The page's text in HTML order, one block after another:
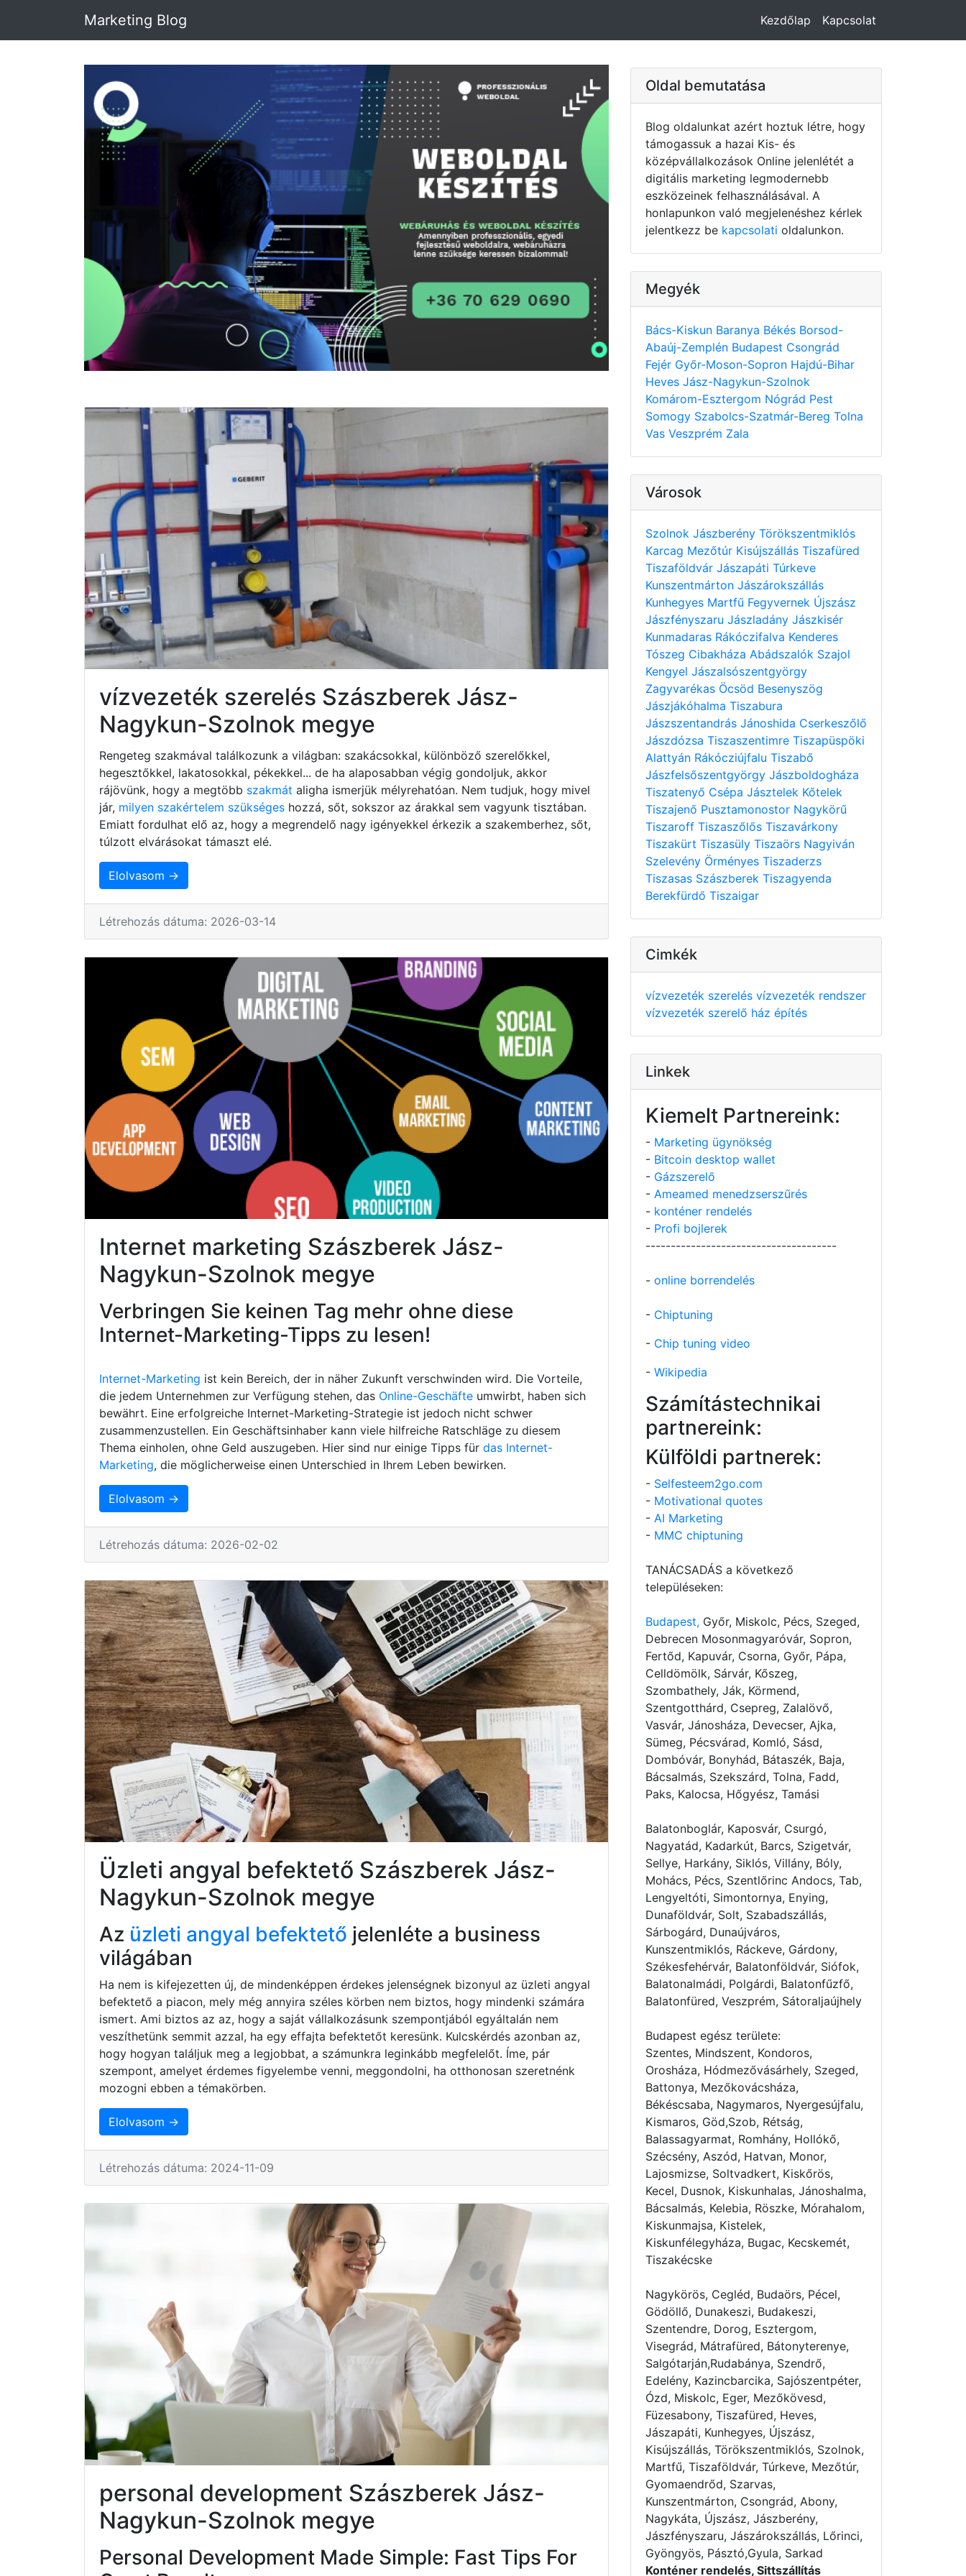
Marketing Blog Kezdőlap Kapcsolat
vízvezeték szerelés Szászberek Jász-
Nagykun-Szolnok megye
Rengeteg szakmával találkozunk a világban: szakácsokkal, különböző szerelőkkel,
hegesztőkkel, lakatosokkal, pékekkel... de ha alaposabban végig gondoljuk, akkor
rájövünk, hogy a megtöbb szakmát aligha ismerjük mélyrehatóan. Nem tudjuk, hogy mivel
jár, milyen szakértelem szükséges hozzá, sőt, sokszor az árakkal sem vagyunk tisztában.
Emiatt fordulhat elő az, hogy a megrendelő nagy igényekkel érkezik a szakemberhez, sőt,
túlzott elvárásokat támaszt elé.
Elolvasom →
Létrehozás dátuma: 2026-03-14
Internet marketing Szászberek Jász-
Nagykun-Szolnok megye
Verbringen Sie keinen Tag mehr ohne diese
Internet-Marketing-Tipps zu lesen!
Internet-Marketing ist kein Bereich, der in näher Zukunft verschwinden wird. Die Vorteile,
die jedem Unternehmen zur Verfügung stehen, das Online-Geschäfte umwirbt, haben sich
bewährt. Eine erfolgreiche Internet-Marketing-Strategie ist jedoch nicht schwer
zusammenzustellen. Ein Geschäftsinhaber kann viele hilfreiche Ratschläge zu diesem
Thema einholen, ohne Geld auszugeben. Hier sind nur einige Tipps für das Internet-
Marketing, die möglicherweise einen Unterschied in Ihrem Leben bewirken.
Elolvasom →
Létrehozás dátuma: 2026-02-02
Üzleti angyal befektető Szászberek Jász-
Nagykun-Szolnok megye
Az üzleti angyal befektető jelenléte a business
világában
Ha nem is kifejezetten új, de mindenképpen érdekes jelenségnek bizonyul az üzleti angyal
befektető a piacon, mely még annyira széles körben nem biztos, hogy mindenki számára
ismert. Ami biztos az az, hogy a saját vállalkozásunk szempontjából egyáltalán nem
veszíthetünk semmit azzal, ha egy effajta befektetőt keresünk. Kulcskérdés azonban az,
hogy hogyan találjuk meg a legjobbat, a számunkra leginkább megfelelőt. Íme, pár
szempont, amelyet érdemes figyelembe venni, meggondolni, ha otthonosan szeretnénk
mozogni ebben a témakörben.
Elolvasom →
Létrehozás dátuma: 2024-11-09
personal development Szászberek Jász-
Nagykun-Szolnok megye
Personal Development Made Simple: Fast Tips For
Oldal bemutatása
Blog oldalunkat azért hoztuk létre, hogy
támogassuk a hazai Kis- és
középvállalkozások Online jelenlétét a
digitális marketing legmodernebb
eszközeinek felhasználásával. A
honlapunkon való megjelenéshez kérlek
jelentkezz be kapcsolati oldalunkon.
Megyék
Bács-Kiskun Baranya Békés Borsod-
Abaúj-Zemplén Budapest Csongrád
Fejér Győr-Moson-Sopron Hajdú-Bihar
Heves Jász-Nagykun-Szolnok
Komárom-Esztergom Nógrád Pest
Somogy Szabolcs-Szatmár-Bereg Tolna
Vas Veszprém Zala
Városok
Szolnok Jászberény Törökszentmiklós
Karcag Mezőtúr Kisújszállás Tiszafüred
Tiszaföldvár Jászapáti Túrkeve
Kunszentmárton Jászárokszállás
Kunhegyes Martfű Fegyvernek Újszász
Jászfényszaru Jászladány Jászkisér
Kunmadaras Rákóczifalva Kenderes
Tószeg Cibakháza Abádszalók Szajol
Kengyel Jászalsószentgyörgy
Zagyvarékas Öcsöd Besenyszög
Jászjákóhalma Tiszabura
Jászszentandrás Jánoshida Cserkeszőlő
Jászdózsa Tiszaszentimre Tiszapüspöki
Alattyán Rákócziújfalu Tiszabő
Jászfelsőszentgyörgy Jászboldogháza
Tiszatenyő Csépa Jásztelek Kőtelek
Tiszajenő Pusztamonostor Nagykörű
Tiszaroff Tiszaszőlős Tiszavárkony
Tiszakürt Tiszasüly Tiszaörs Nagyiván
Szelevény Örményes Tiszaderzs
Tiszasas Szászberek Tiszagyenda
Berekfürdő Tiszaigar
Cimkék
vízvezeték szerelés vízvezeték rendszer
vízvezeték szerelő ház építés
Linkek
Kiemelt Partnereink:
- Marketing ügynökség
- Bitcoin desktop wallet
- Gázszerelő
- Ameamed menedzserszűrés
- konténer rendelés
- Profi bojlerek
--------------------------------------
- online borrendelés
- Chiptuning
- Chip tuning video
- Wikipedia
Számítástechnikai
partnereink:
Külföldi partnerek:
- Selfesteem2go.com
- Motivational quotes
- AI Marketing
- MMC chiptuning
TANÁCSADÁS a következő
településeken:
Budapest, Győr, Miskolc, Pécs, Szeged,
Debrecen Mosonmagyaróvár, Sopron,
Fertőd, Kapuvár, Csorna, Győr, Pápa,
Celldömölk, Sárvár, Kőszeg,
Szombathely, Ják, Körmend,
Szentgotthárd, Csepreg, Zalalövő,
Vasvár, Jánosháza, Devecser, Ajka,
Sümeg, Pécsvárad, Komló, Sásd,
Dombóvár, Bonyhád, Bátaszék, Baja,
Bácsalmás, Szekszárd, Tolna, Fadd,
Paks, Kalocsa, Hőgyész, Tamási
Balatonboglár, Kaposvár, Csurgó,
Nagyatád, Kadarkút, Barcs, Szigetvár,
Sellye, Harkány, Siklós, Villány, Bóly,
Mohács, Pécs, Szentlőrinc Andocs, Tab,
Lengyeltóti, Simontornya, Enying,
Dunaföldvár, Solt, Szabadszállás,
Sárbogárd, Dunaújváros,
Kunszentmiklós, Ráckeve, Gárdony,
Székesfehérvár, Balatonföldvár, Siófok,
Balatonalmádi, Polgárdi, Balatonfűzfő,
Balatonfüred, Veszprém, Sátoraljaújhely
Budapest egész területe:
Szentes, Mindszent, Kondoros,
Orosháza, Hódmezővásárhely, Szeged,
Battonya, Mezőkovácsháza,
Békéscsaba, Nagymaros, Nyergesújfalu,
Kismaros, Göd,Szob, Rétság,
Balassagyarmat, Romhány, Hollókő,
Szécsény, Aszód, Hatvan, Monor,
Lajosmizse, Soltvadkert, Kiskőrös,
Kecel, Dusnok, Kiskunhalas, Jánoshalma,
Bácsalmás, Kelebia, Röszke, Mórahalom,
Kiskunmajsa, Kistelek,
Kiskunfélegyháza, Bugac, Kecskemét,
Tiszakécske
Nagykörös, Cegléd, Budaörs, Pécel,
Gödöllő, Dunakeszi, Budakeszi,
Szentendre, Dorog, Esztergom,
Visegrád, Mátrafüred, Bátonyterenye,
Salgótarján,Rudabánya, Szendrő,
Edelény, Kazincbarcika, Sajószentpéter,
Ózd, Miskolc, Eger, Mezőkövesd,
Füzesabony, Tiszafüred, Heves,
Jászapáti, Kunhegyes, Újszász,
Kisújszállás, Törökszentmiklós, Szolnok,
Martfű, Tiszaföldvár, Túrkeve, Mezőtúr,
Gyomaendrőd, Szarvas,
Kunszentmárton, Csongrád, Abony,
Nagykáta, Újszász, Jászberény,
Jászfényszaru, Jászárokszállás, Lőrinci,
Gyöngyös, Pásztó,Gyula, Sarkad
Konténer rendelés, Sittszállítás